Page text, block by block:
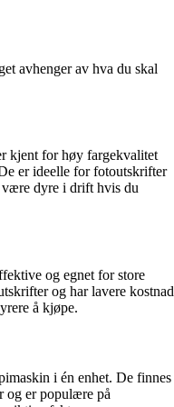
avhenger av hva du skal
kjent for høy fargekvalitet
er ideelle for fotoutskrifter
være dyre i drift hvis du
og egnet for store
og har lavere kostnad
å kjøpe.
i én enhet. De finnes
og er populære på